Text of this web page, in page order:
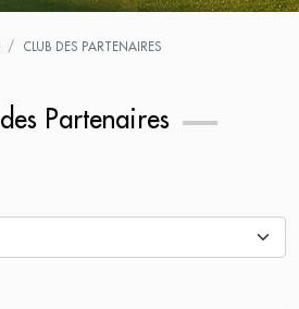
CLUB DES PARTENAIRES
Partenaires